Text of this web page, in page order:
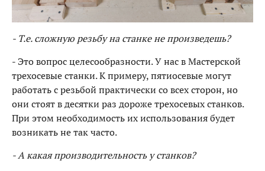
- Т.е. сложную резьбу на станке не произведешь?
- Это вопрос целесообразности. У нас в Мастерской
трехосевые станки. К примеру, пятиосевые могут
работать с резьбой практически со всех сторон, но
они стоят в десятки раз дороже трехосевых станков.
При этом необходимость их использования будет
возникать не так часто.
- А какая производительность у станков?